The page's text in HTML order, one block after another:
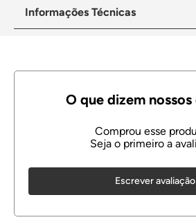
Informações Técnicas
Escrever avaliação